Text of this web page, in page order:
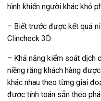
hình khiến người khác khó
– Biết trước được kết quả
Clincheck 3D.
– Khả năng kiểm soát dịch
niềng răng khách hàng
khác nhau theo từng giai
được tính toán sẵn theo